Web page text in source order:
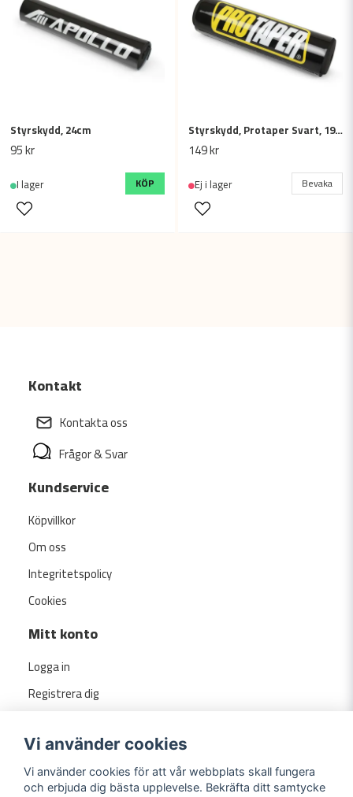
Styrskydd, 24cm
95 kr
I lager KÖP
Styrskydd, Protaper Svart, 19,5cm
149 kr
Ej i lager Bevaka
Kontakt
Kontakta oss
Frågor & Svar
Kundservice
Köpvillkor
Om oss
Integritetspolicy
Cookies
Mitt konto
Logga in
Registrera dig
Vi använder cookies
Vi använder cookies för att vår webbplats skall fungera
och erbjuda dig bästa upplevelse. Bekräfta ditt samtycke